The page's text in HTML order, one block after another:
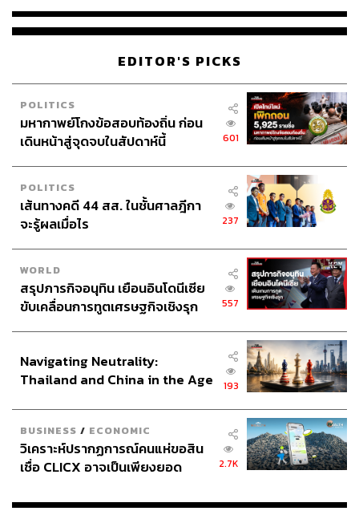
EDITOR'S PICKS
POLITICS
มหากาพย์โกงข้อสอบท้องถิ่น ก่อน
เดินหน้าสู่จุดจบในสัปดาห์นี้
601
POLITICS
เส้นทางคดี 44 สส. ในชั้นศาลฎีกา
จะรู้ผลเมื่อไร
237
WORLD
สรุปภารกิจอนุทิน เยือนอินโดนีเซีย
ขับเคลื่อนการทูตเศรษฐกิจเชิงรุก
557
Navigating Neutrality:
Thailand and China in the Age
193
BUSINESS / ECONOMIC
วิเคราะห์ปรากฏการณ์คนแห่ขอสิน
เชื่อ CLICX อาจเป็นเพียงยอด
เรือนไทยที่ถูกซุกไว้
2.7K